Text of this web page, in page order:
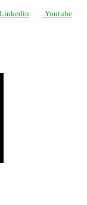
Linkedin Youtube